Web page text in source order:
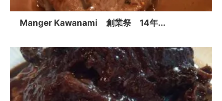
Manger Kawanami 創業祭 14年...